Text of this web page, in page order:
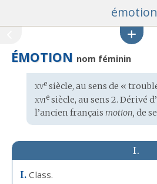
émotion
ÉMOTION nom féminin
Étymologie
:
xvesiècle, au sens de «
xviesiècle, au sens 2. Dérivé d’
l’ancien français motion, de
I.
I. Class.